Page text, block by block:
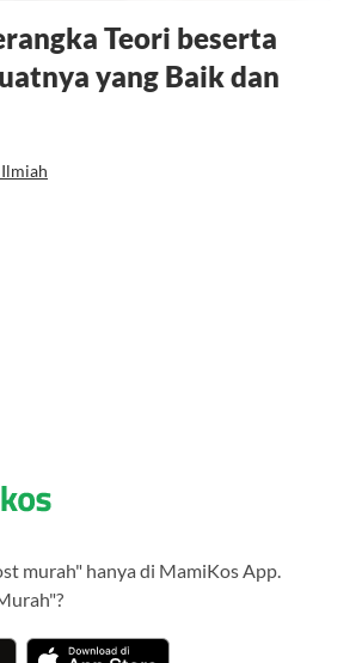
Teori beserta
yang Baik dan
murah" hanya di MamiKos App.